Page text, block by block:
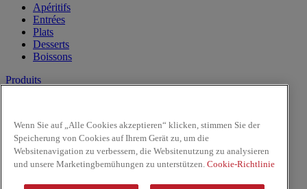
Apéritifs
Entrées
Plats
Desserts
Boissons
Produits
Riz & Nouilles
Sauces prêtes à l'emploi
Sauces
Wenn Sie auf „Alle Cookies akzeptieren“ klicken, stimmen Sie der
Speicherung von Cookies auf Ihrem Gerät zu, um die
Websitenavigation zu verbessern, die Websitenutzung zu analysieren
und unsere Marketingbemühungen zu unterstützen. Cookie-Richtlinie